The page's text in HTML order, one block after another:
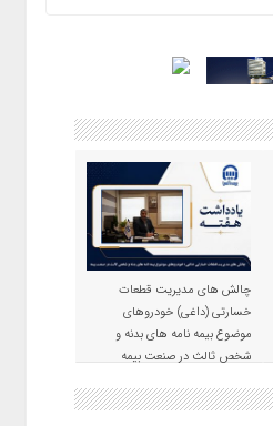
چالش های مدیریت قطعات
خسارتی (داغی) خودروهای
موضوع بیمه نامه های بدنه و
شخص ثالث در صنعت بیمه